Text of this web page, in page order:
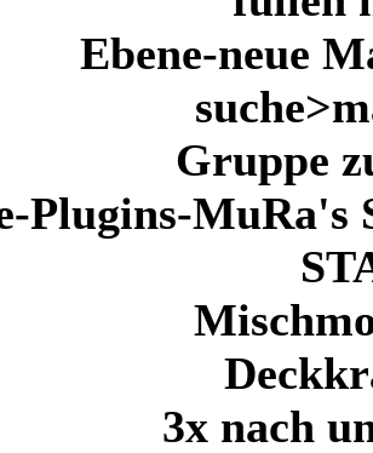
Ebene-neue
Gruppe
Plugins-MuRa's
3x nach